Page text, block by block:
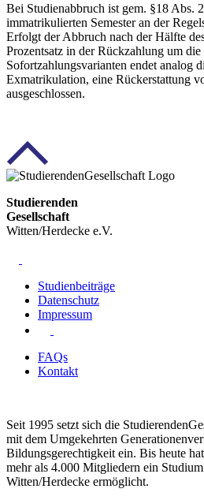
Bei Studienabbruch ist gem. §18 Abs.
immatrikulierten Semester an der
Erfolgt der Abbruch nach der Hälfte
Prozentsatz in der Rückzahlung um
Sofortzahlungsvarianten endet analog
Exmatrikulation, eine Rückerstattung
ausgeschlossen.
Studierenden
Gesellschaft
Witten/Herdecke e.V.
Studienbeiträge
Datenschutz
Impressum
FAQs
Kontakt
Seit 1995 setzt sich die
mit dem Umgekehrten
Bildungsgerechtigkeit ein. Bis heute
mehr als 4.000 Mitgliedern ein
Witten/Herdecke ermöglicht.